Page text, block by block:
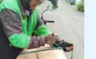
Pengiriman Starlink
Untuk Live Streaming